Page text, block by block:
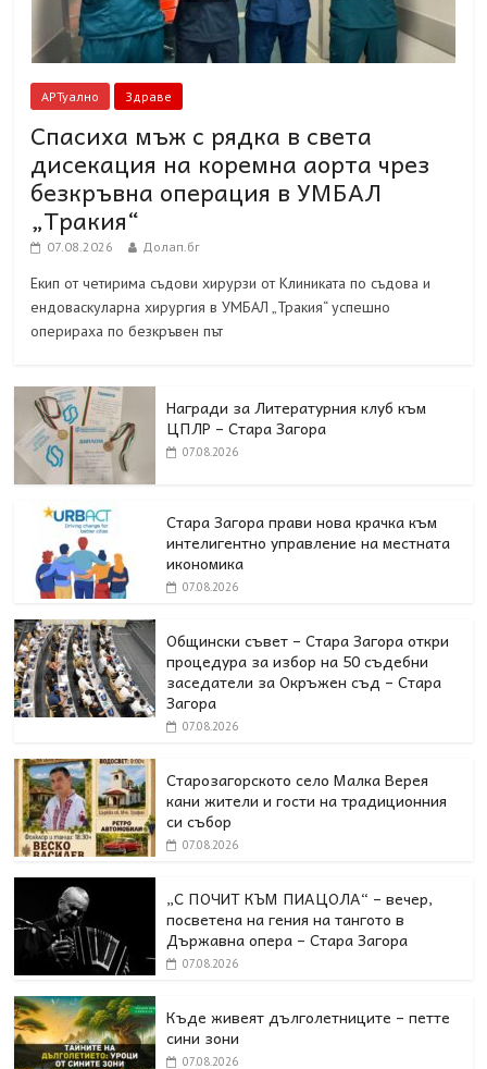
АРТуално Здраве
Спасиха мъж с рядка в света
дисекация на коремна аорта чрез
безкръвна операция в УМБАЛ
„Тракия“
07.08.2026 Долап.бг
Екип от четирима съдови хирурзи от Клиниката по съдова и
ендоваскуларна хирургия в УМБАЛ „Тракия“ успешно
оперираха по безкръвен път
Награди за Литературния клуб към
ЦПЛР – Стара Загора
07.08.2026
Стара Загора прави нова крачка към
интелигентно управление на местната
икономика
07.08.2026
Общински съвет – Стара Загора откри
процедура за избор на 50 съдебни
заседатели за Окръжен съд – Стара
Загора
07.08.2026
Старозагорското село Малка Верея
кани жители и гости на традиционния
си събор
07.08.2026
„С ПОЧИТ КЪМ ПИАЦОЛА“ – вечер,
посветена на гения на тангото в
Държавна опера – Стара Загора
07.08.2026
Къде живеят дълголетниците – петте
сини зони
07.08.2026